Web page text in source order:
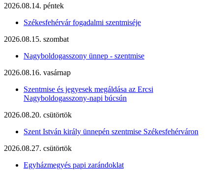
2026.08.14. péntek
Székesfehérvár fogadalmi szentmiséje
2026.08.15. szombat
Nagyboldogasszony ünnep - szentmise
2026.08.16. vasárnap
Szentmise és jegyesek megáldása az Ercsi
Nagyboldogasszony-napi búcsún
2026.08.20. csütörtök
Szent István király ünnepén szentmise Székesfehérváron
2026.08.27. csütörtök
Egyházmegyés papi zarándoklat